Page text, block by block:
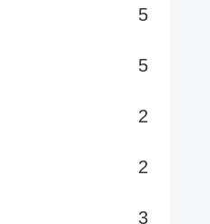
5
5
2
2
3